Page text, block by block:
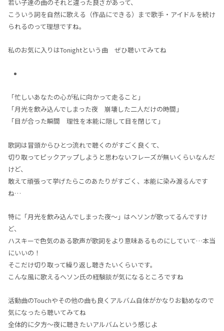
若い子達の曲のそれと違った良さがあって、
こういう詞を自然に歌える（作品にできる）まで歌手・アイドルを続け
られるのって理想ですね。
私のお気に入りはTonightという曲 ぜひ聴いてみてね
「忙しいあなたの心が私に向かって走ること」
「月光を飲み込んでしまった夜 崩壊した二人だけの時間」
「目が合った瞬間 理性を本能に隠して目を閉じて」
歌詞は冒頭からひとつ流れで聴くのがすごく良くて、
切り取ってピックアップしようと思わないフレーズが無いくらいなんだ
けど、
敢えて頑張って挙げたらこのあたりがすごく、本能に染み渡るんです
ね…
特に「月光を飲み込んでしまった夜～」はヘソンが歌ってるんですけ
ど、
ハスキーで色気のある歌声が歌詞をより意味あるものにしていて…本当
にいいの！
そこだけ切り取って繰り返し聴きたいくらいです。
こんな風に歌えるヘソン氏の経験談が気になるところですね
活動曲のTouchやその他の曲も良くアルバム自体がかなりお勧めなので
気になったら聴いてみてね
全体的に夕方～夜に聴きたいアルバムという感じよ